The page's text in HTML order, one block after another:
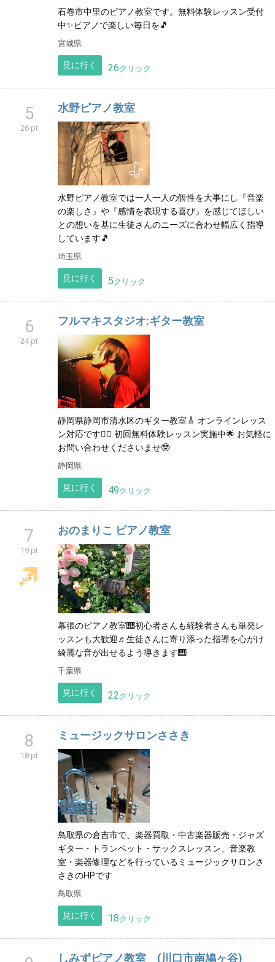
石巻市中里のピアノ教室です。無料体験レッスン受付
中✨ピアノで楽しい毎日を🎵
宮城県
見に行く 26クリック
5
26 pt
水野ピアノ教室
水野ピアノ教室では一人一人の個性を大事にし『音楽
の楽しさ』や『感情を表現する喜び』を感じてほしい
との想いを基に生徒さんのニーズに合わせ幅広く指導
しています🎵
埼玉県
見に行く 5クリック
6
24 pt
フルマキスタジオ:ギター教室
静岡県静岡市清水区のギター教室🎸 オンラインレッス
ン対応です🙆‍♂️ 初回無料体験レッスン実施中🌟 お気軽に
お問い合わせくださいませ🤓
静岡県
見に行く 49クリック
7
19 pt
おのまりこ ピアノ教室
幕張のピアノ教室🎹初心者さんも経験者さんも単発レ
ッスンも大歓迎♬生徒さんに寄り添った指導を心がけ
綺麗な音が出せるよう導きます🎹
千葉県
見に行く 22クリック
8
18 pt
ミュージックサロンささき
鳥取県の倉吉市で、楽器買取・中古楽器販売・ジャズ
ギター・トランペット・サックスレッスン、音楽教
室・楽器修理などを行っているミュージックサロンさ
さきのHPです
鳥取県
見に行く 18クリック
しみずピアノ教室 (川口市南鳩ヶ谷)